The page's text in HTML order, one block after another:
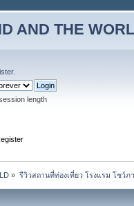
AND THE
.
length
» รีวิวสถานที่ท่องเที่ยว โรงแรม โชว์ภ